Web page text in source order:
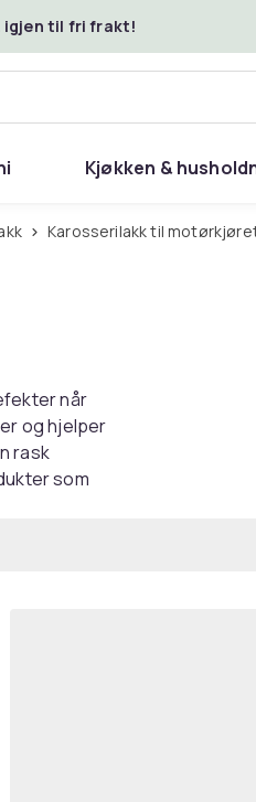
igjen til fri frakt!
Kjøkken &
Karosserilakk til
når
og hjelper
rask
som